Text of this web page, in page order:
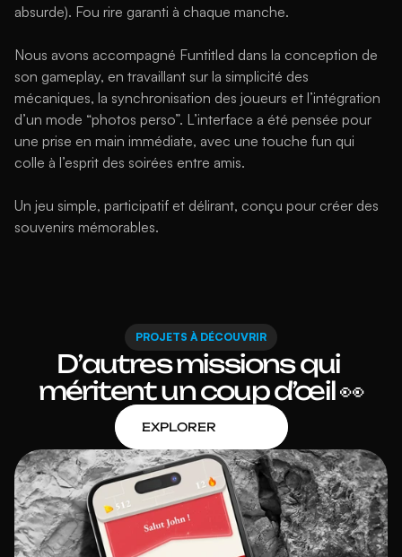
absurde). Fou rire garanti à chaque manche.
Nous avons accompagné Funtitled dans la conception de
son gameplay, en travaillant sur la simplicité des
mécaniques, la synchronisation des joueurs et l’intégration
d’un mode “photos perso”. L’interface a été pensée pour
une prise en main immédiate, avec une touche fun qui
colle à l’esprit des soirées entre amis.
Un jeu simple, participatif et délirant, conçu pour créer des
souvenirs mémorables.
PROJETS À DÉCOUVRIR
D’autres missions qui
méritent un coup d’œil 👀
EXPLORER